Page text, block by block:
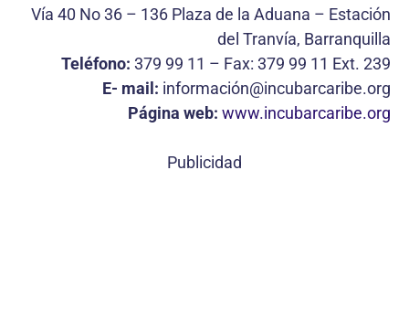
Vía 40 No 36 – 136 Plaza de la Aduana – Estación
del Tranvía, Barranquilla
Teléfono: 379 99 11 – Fax: 379 99 11 Ext. 239
E- mail: información@incubarcaribe.org
Página web: www.incubarcaribe.org
Publicidad